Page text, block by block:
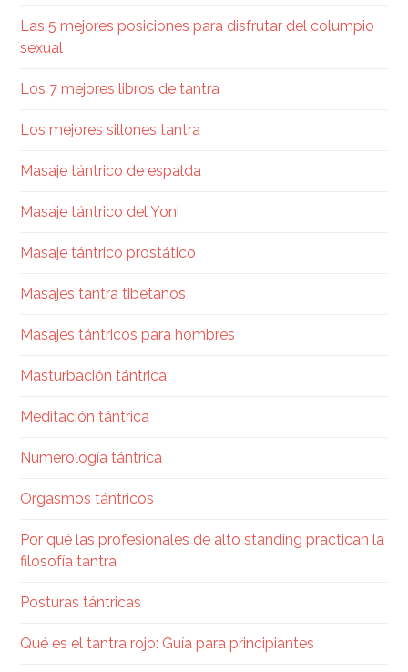
Las 5 mejores posiciones para disfrutar del columpio
sexual
Los 7 mejores libros de tantra
Los mejores sillones tantra
Masaje tántrico de espalda
Masaje tántrico del Yoni
Masaje tántrico prostático
Masajes tantra tibetanos
Masajes tántricos para hombres
Masturbación tántrica
Meditación tántrica
Numerología tántrica
Orgasmos tántricos
Por qué las profesionales de alto standing practican la
filosofía tantra
Posturas tántricas
Qué es el tantra rojo: Guía para principiantes